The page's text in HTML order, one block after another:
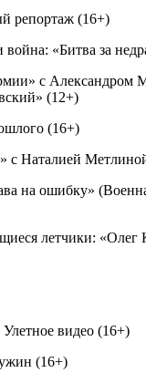
репортаж (16+)
война: «Битва за
с Александром
(12+)
(16+)
с Наталией
на ошибку»
летчики: «Олег
Улетное видео (16+)
(16+)